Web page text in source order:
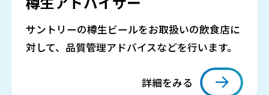
サントリーの樽生ビールをお取扱いの飲食店に
対して、品質管理アドバイスなどを行います。
詳細をみる